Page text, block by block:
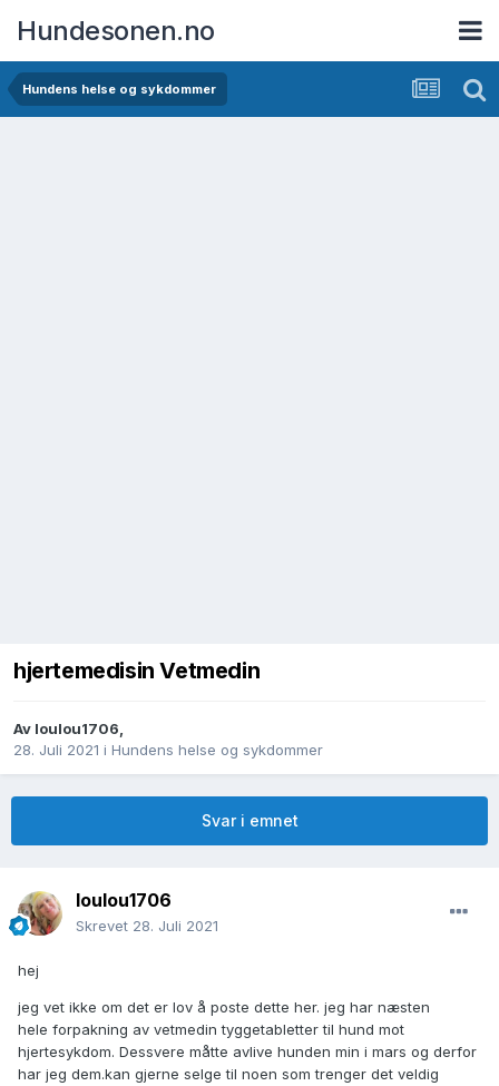
Hundesonen.no
Hundens helse og sykdommer
hjertemedisin Vetmedin
Av loulou1706,
28. Juli 2021 i Hundens helse og sykdommer
Svar i emnet
loulou1706
Skrevet 28. Juli 2021
hej
jeg vet ikke om det er lov å poste dette her. jeg har næsten
hele forpakning av vetmedin tyggetabletter til hund mot
hjertesykdom. Dessvere måtte avlive hunden min i mars og derfor
har jeg dem.kan gjerne selge til noen som trenger det veldig